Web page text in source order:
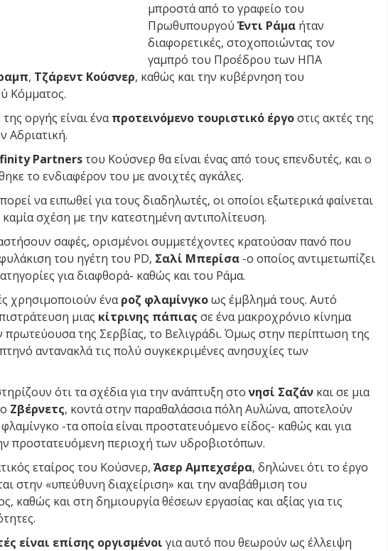
μπροστά από το γραφείο του
ΠρωθυπουργούΈντι Ράμα ήταν
διαφορετικές, στοχοποιώντας τον
γαμπρό του Προέδρου των ΗΠΑ
, Τζάρεντ Κούσνερ, καθώς και την κυβέρνηση του
Κόμματος.
οργής είναι έναπροτεινόμενο τουριστικό έργοστις ακτές της
Αδριατική.
Partnersτου Κούσνερ θα είναι ένας από τους επενδυτές, και ο
το ενδιαφέρον του με ανοιχτές αγκάλες.
να ειπωθεί για τους διαδηλωτές, οι οποίοι εξωτερικά φαίνεται
σχέση με την κατεστημένη αντιπολίτευση.
σαφές, ορισμένοι συμμετέχοντες κρατούσαν πανό που
του ηγέτη του PD, Σαλί Μπερίσα -ο οποίος αντιμετωπίζει
για διαφθορά- καθώς και του Ράμα.
χρησιμοποιούν έναροζ φλαμίνγκοως έμβλημά τους. Αυτό
μιας κίτρινης πάπιας σε ένα μακροχρόνιο κίνημα
πρωτεύουσα της Σερβίας, το Βελιγράδι. Όμως στην περίπτωση της
αντανακλά τις πολύ συγκεκριμένες ανησυχίες των
ότι τα σχέδια για την ανάπτυξη στονησί Σαζάν και σε μια
Ζβέρνετς, κοντά στην παραθαλάσσια πόλη Αυλώνα, αποτελούν
φλαμίνγκο -τα οποία είναι προστατευόμενο είδος- καθώς και για
προστατευόμενη περιοχή των υδροβιοτόπων.
εταίρος του Κούσνερ, Άσερ Αμπεχσέρα, δηλώνει ότι το έργο
στην «υπεύθυνη διαχείριση» και την αναβάθμιση του
καθώς και στη δημιουργία θέσεων εργασίας και αξίας για τις
είναι επίσης οργισμένοι για αυτό που θεωρούν ως έλλειψη